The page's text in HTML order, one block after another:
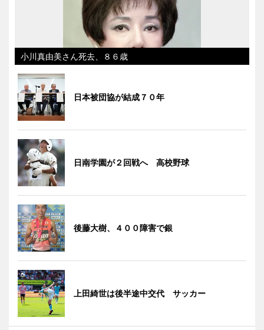
小川真由美さん死去、８６歳
日本被団協が結成７０年
日南学園が２回戦へ 高校野球
後藤大樹、４００障害で銀
上田綺世は後半途中交代 サッカー